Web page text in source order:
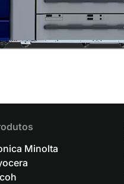
Minolta